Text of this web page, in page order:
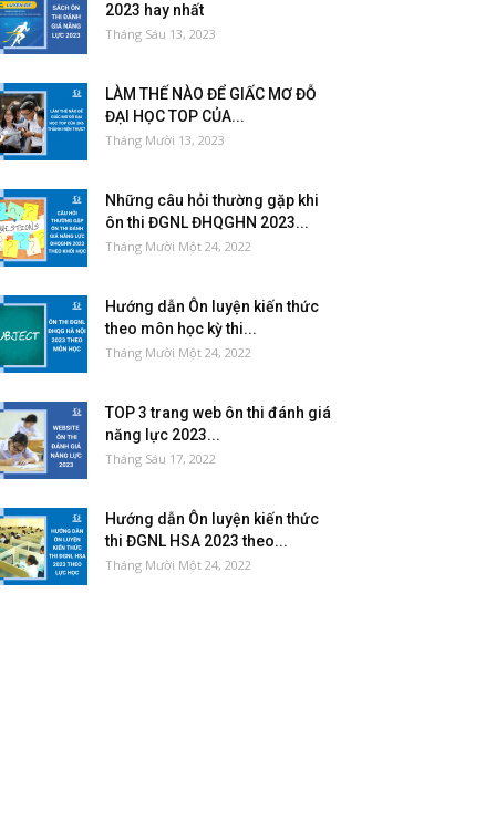
2023 hay nhất
Tháng Sáu 13, 2023
LÀM THẾ NÀO ĐỂ GIẤC MƠ ĐỖ
ĐẠI HỌC TOP CỦA...
Tháng Mười 13, 2023
Những câu hỏi thường gặp khi
ôn thi ĐGNL ĐHQGHN 2023...
Tháng Mười Một 24, 2022
Hướng dẫn Ôn luyện kiến thức
theo môn học kỳ thi...
Tháng Mười Một 24, 2022
TOP 3 trang web ôn thi đánh giá
năng lực 2023...
Tháng Sáu 17, 2022
Hướng dẫn Ôn luyện kiến thức
thi ĐGNL HSA 2023 theo...
Tháng Mười Một 24, 2022